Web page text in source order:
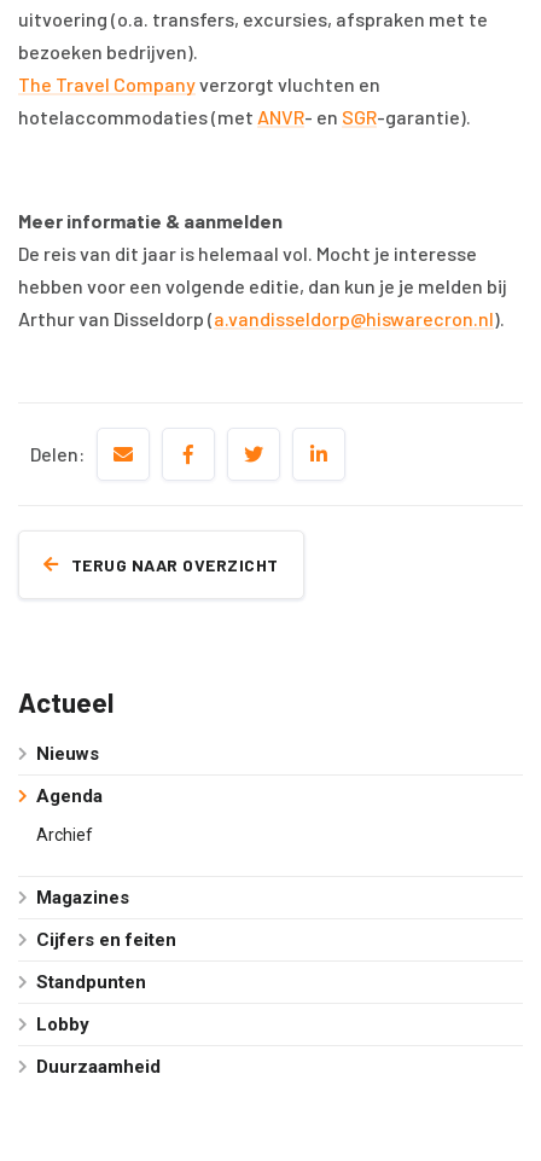
uitvoering (o.a. transfers, excursies, afspraken met te
bezoeken bedrijven).
The Travel Companyverzorgt vluchten en
hotelaccommodaties (met ANVR- en SGR-garantie).
Meer informatie & aanmelden
De reis van dit jaar is helemaal vol. Mocht je interesse
hebben voor een volgende editie, dan kun je je melden bij
Arthur van Disseldorp (a.vandisseldorp@hiswarecron.nl).
Delen:
TERUG NAAR OVERZICHT
Actueel
Nieuws
Agenda
Archief
Magazines
Cijfers en feiten
Standpunten
Lobby
Duurzaamheid